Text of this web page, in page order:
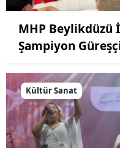
MHP Beylikdüzü
Şampiyon
Kültür Sanat